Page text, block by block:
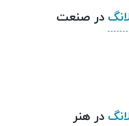
در صنعت
در هنر